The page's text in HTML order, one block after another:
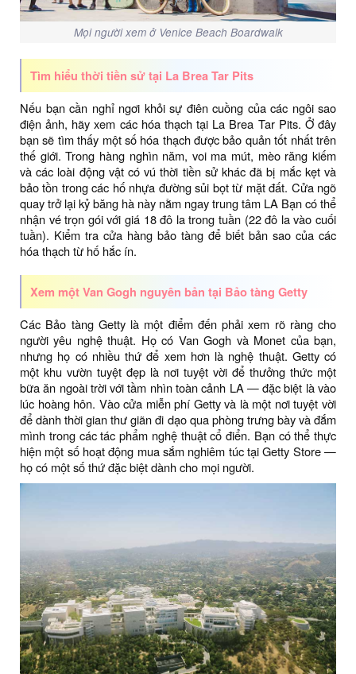
Mọi người xem ở Venice Beach Boardwalk
Tìm hiểu thời tiền sử tại La Brea Tar Pits
Nếu bạn cần nghỉ ngơi khỏi sự điên cuồng của các ngôi sao
điện ảnh, hãy xem các hóa thạch tại La Brea Tar Pits. Ở đây
bạn sẽ tìm thấy một số hóa thạch được bảo quản tốt nhất trên
thế giới. Trong hàng nghìn năm, voi ma mút, mèo răng kiếm
và các loài động vật có vú thời tiền sử khác đã bị mắc kẹt và
bảo tồn trong các hố nhựa đường sủi bọt từ mặt đất. Cửa ngõ
quay trở lại kỷ băng hà này nằm ngay trung tâm LA Bạn có thể
nhận vé trọn gói với giá 18 đô la trong tuần (22 đô la vào cuối
tuần). Kiểm tra cửa hàng bảo tàng để biết bản sao của các
hóa thạch từ hố hắc ín.
Xem một Van Gogh nguyên bản tại Bảo tàng Getty
Các Bảo tàng Getty là một điểm đến phải xem rõ ràng cho
người yêu nghệ thuật. Họ có Van Gogh và Monet của bạn,
nhưng họ có nhiều thứ để xem hơn là nghệ thuật. Getty có
một khu vườn tuyệt đẹp là nơi tuyệt vời để thưởng thức một
bữa ăn ngoài trời với tầm nhìn toàn cảnh LA — đặc biệt là vào
lúc hoàng hôn. Vào cửa miễn phí Getty và là một nơi tuyệt vời
để dành thời gian thư giãn đi dạo qua phòng trưng bày và đắm
mình trong các tác phẩm nghệ thuật cổ điển. Bạn có thể thực
hiện một số hoạt động mua sắm nghiêm túc tại Getty Store —
họ có một số thứ đặc biệt dành cho mọi người.